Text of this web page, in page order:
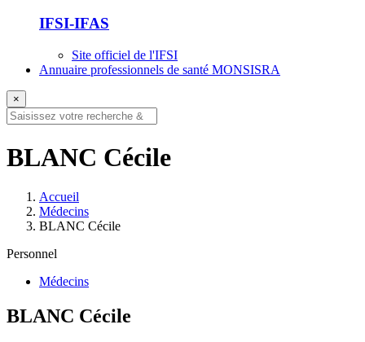
IFSI-IFAS
Site officiel de l'IFSI
Annuaire professionnels de santé MONSISRA
×
BLANC Cécile
Accueil
Médecins
BLANC Cécile
Personnel
Médecins
BLANC Cécile